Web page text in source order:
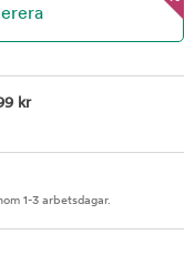
kr
1-3 arbetsdagar.